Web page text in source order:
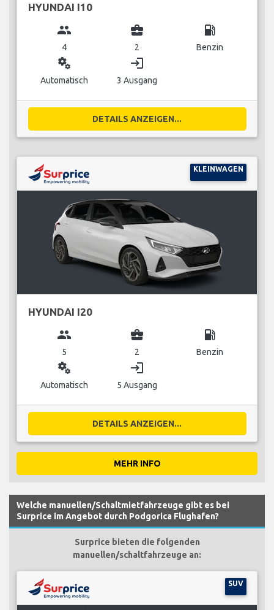
HYUNDAI I10
group
4
business_center
2
local_gas_station
Benzin
miscellaneous_services
Automatisch
login
3 Ausgang
DETAILS ANZEIGEN...
KLEINWAGEN
HYUNDAI I20
group
5
business_center
2
local_gas_station
Benzin
miscellaneous_services
Automatisch
login
5 Ausgang
DETAILS ANZEIGEN...
MEHR INFO
Welche manuellen/Schaltmietfahrzeuge gibt es bei
Surprice im Angebot durch Podgorica Flughafen?
Surprice bieten die folgenden
manuellen/schaltfahrzeuge an:
SUV